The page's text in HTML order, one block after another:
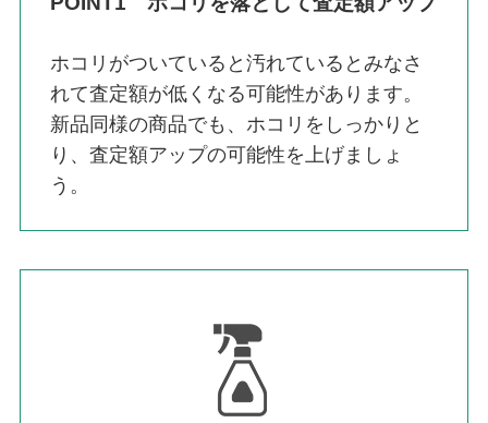
ホコリがついていると汚れているとみなさ
れて査定額が低くなる可能性があります。
新品同様の商品でも、ホコリをしっかりと
り、査定額アップの可能性を上げましょ
う。